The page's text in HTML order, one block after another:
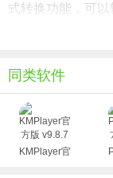
式转换功能，可
/iPod touch这些
1.影音之星播放
为播放器。MPC
Gabest。
2.它非常小巧，
Player）6.4。
同类软件
KMPlayer官